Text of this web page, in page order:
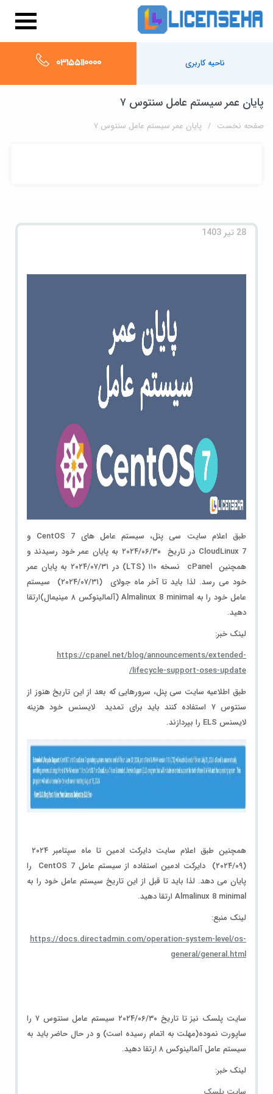
ناحیه کاربری 03155110000
پایان عمر سیستم عامل سنتوس ۷
صفحه نخست پایان عمر سیستم عامل سنتوس ۷
28 تیر 1403
طبق اعلام سایت سی پنل، سیستم عامل های CentOS 7 و
CloudLinux 7 در تاریخ ۲۰۲۴/۰۶/۳۰ به پایان عمر خود رسیدند و
همچنین cPanel نسخه ۱۱۰ (LTS) در ۲۰۲۴/۰۷/۳۱ به پایان عمر
خود می رسد. لذا باید تا آخر ماه جولای (۲۰۲۴/۰۷/۳۱) سیستم
عامل خود را به Almalinux 8 minimal (آلمالینوکس ۸ مینیمال)ارتقا
دهید.
لینک خبر:
https://cpanel.net/blog/announcements/extended-
lifecycle-support-oses-update/
طبق اطلاعیه سایت سی پنل، سرورهایی که بعد از این تاریخ هنوز از
سنتوس ۷ استفاده کنند باید برای تمدید لایسنس خود هزینه
لایسنس ELS را بپردازند.
(۲۰۲۴/۰۹) دایرکت ادمین استفاده از سیستم عامل CentOS 7 را
پایان می دهد. لذا باید تا قبل از این تاریخ سیستم عامل خود را به
Almalinux 8 minimal ارتقا دهید.
لینک منبع:
https://docs.directadmin.com/operation-system-level/os-
general/general.html
سایت پلسک نیز تا تاریخ ۲۰۲۴/۰۶/۳۰ سیستم عامل سنتوس ۷ را
ساپورت نموده(مهلت به اتمام رسیده است) و در حال حاضر باید به
سیستم عامل آلمالینوکس ۸ ارتقا دهید.
لینک خبر: